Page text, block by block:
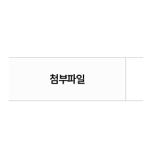
첨부파일